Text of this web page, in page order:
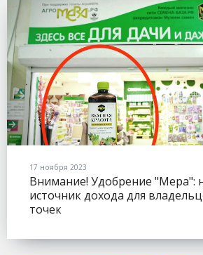
17 ноября 2023
Внимание! Удобрение "Мера":
источник дохода для
точек